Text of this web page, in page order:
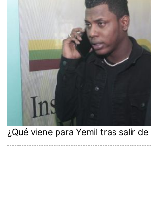
¿Qué viene para Yemil tras salir